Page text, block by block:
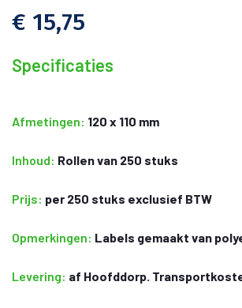
€ 15,75
Specificaties
Afmetingen: 120 x 110 mm
Inhoud: Rollen van 250 stuks
Prijs: per 250 stuks exclusief BTW
Opmerkingen: Labels gemaakt van
Levering: af Hoofddorp.